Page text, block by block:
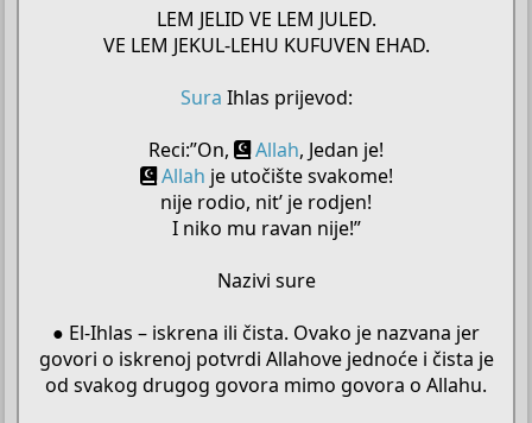
LEM JELID VE LEM JULED.
VE LEM JEKUL-LEHU KUFUVEN EHAD.
Sura Ihlas prijevod:
Reci:”On,
Allah, Jedan je!
Allah je utočište svakome!
nije rodio, nit’ je rodjen!
I niko mu ravan nije!”
Nazivi sure
● El-Ihlas – iskrena ili čista. Ovako je nazvana jer
govori o iskrenoj potvrdi Allahove jednoće i čista je
od svakog drugog govora mimo govora o Allahu.